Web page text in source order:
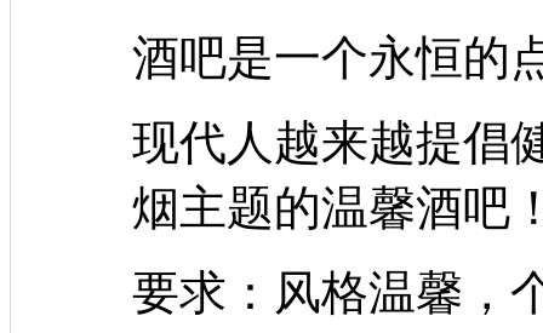
酒吧是一个永恒的
现代人越来越提倡
烟主题的温馨酒吧
要求：风格温馨，